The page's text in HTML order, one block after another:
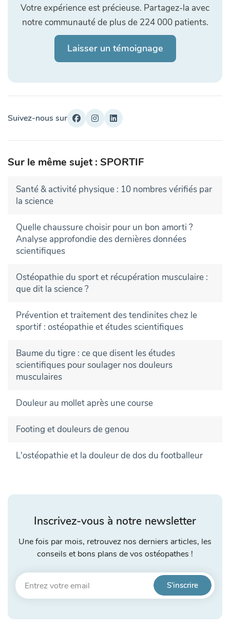
Votre expérience est précieuse. Partagez-la avec
notre communauté de plus de 224 000 patients.
Laisser un témoignage
Suivez-nous sur
Sur le même sujet : SPORTIF
Santé & activité physique : 10 nombres vérifiés par
la science
Quelle chaussure choisir pour un bon amorti ?
Analyse approfondie des dernières données
scientifiques
Ostéopathie du sport et récupération musculaire :
que dit la science ?
Prévention et traitement des tendinites chez le
sportif : ostéopathie et études scientifiques
Baume du tigre : ce que disent les études
scientifiques pour soulager nos douleurs
musculaires
Douleur au mollet après une course
Footing et douleurs de genou
L'ostéopathie et la douleur de dos du footballeur
Inscrivez-vous à notre newsletter
Une fois par mois, retrouvez nos derniers articles, les
conseils et bons plans de vos ostéopathes !